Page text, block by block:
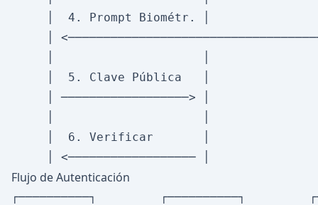
│  4. Prompt Biométr. │
│
│  5. Clave Pública   │
│ ──────────────────> │
│  6. Verificar       │
Flujo de Autenticación
┌──────────┐         ┌──────────┐